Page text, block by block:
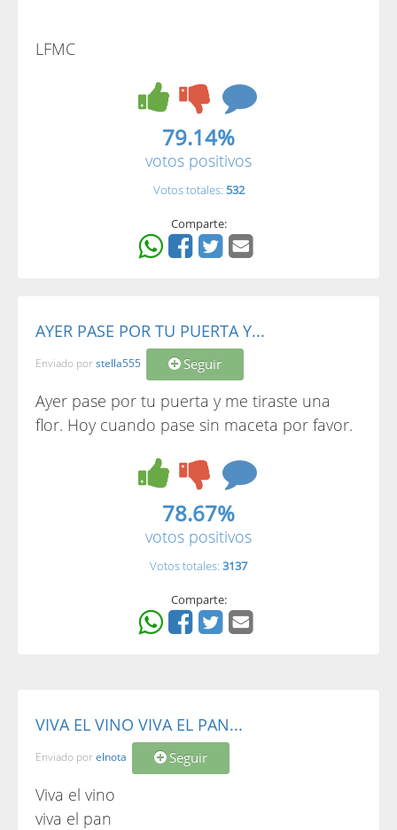
LFMC
79.14%
votos positivos
Votos totales: 532
Comparte:
AYER PASE POR TU PUERTA Y...
Enviado por stella555 Seguir
Ayer pase por tu puerta y me tiraste una
flor. Hoy cuando pase sin maceta por favor.
78.67%
votos positivos
Votos totales: 3137
Comparte:
VIVA EL VINO VIVA EL PAN...
Enviado por elnota Seguir
Viva el vino
viva el pan